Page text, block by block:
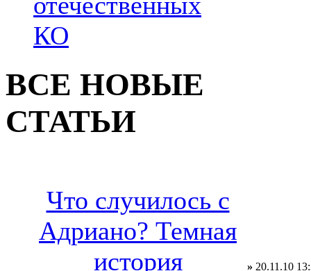
КО
ВСЕ НОВЫЕ
СТАТЬИ
Что случилось с
Адриано? Темная
история
» 20.11.10